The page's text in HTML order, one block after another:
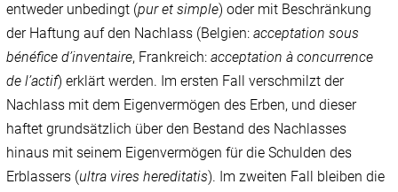
entweder unbedingt (pur et simple) oder mit Beschränkung
der Haftung auf den Nachlass (Belgien:acceptation sous
bénéfice d’inventaire, Frankreich: acceptation à concurrence
de l’actif) erklärt werden. Im ersten Fall verschmilzt der
Nachlass mit dem Eigenvermögen des Erben, und dieser
haftet grundsätzlich über den Bestand des Nachlasses
hinaus mit seinem Eigenvermögen für die Schulden des
Erblassers (ultra vires hereditatis). Im zweiten Fall bleiben die